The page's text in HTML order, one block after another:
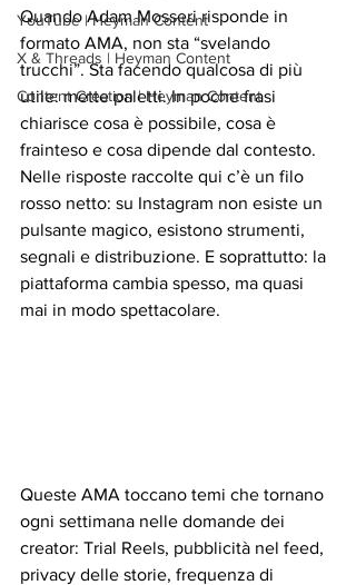
YouTube | Heyman Content
X & Threads | Heyman Content
Content Creation | Heyman Content
Quando Adam Mosseri risponde in
formato AMA, non sta “svelando
trucchi”. Sta facendo qualcosa di più
utile: mette paletti. In poche frasi
chiarisce cosa è possibile, cosa è
frainteso e cosa dipende dal contesto.
Nelle risposte raccolte qui c’è un filo
rosso netto: su Instagram non esiste un
pulsante magico, esistono strumenti,
segnali e distribuzione. E soprattutto: la
piattaforma cambia spesso, ma quasi
mai in modo spettacolare.
Queste AMA toccano temi che tornano
ogni settimana nelle domande dei
creator: Trial Reels, pubblicità nel feed,
privacy delle storie, frequenza di